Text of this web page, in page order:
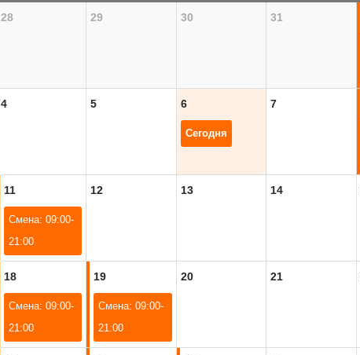
28 29 30 31
4 5 6
Сегодня
7
11
Смена: 09:00-
21:00
12 13 14
18
Смена: 09:00-
21:00
19
Смена: 09:00-
21:00
20 21